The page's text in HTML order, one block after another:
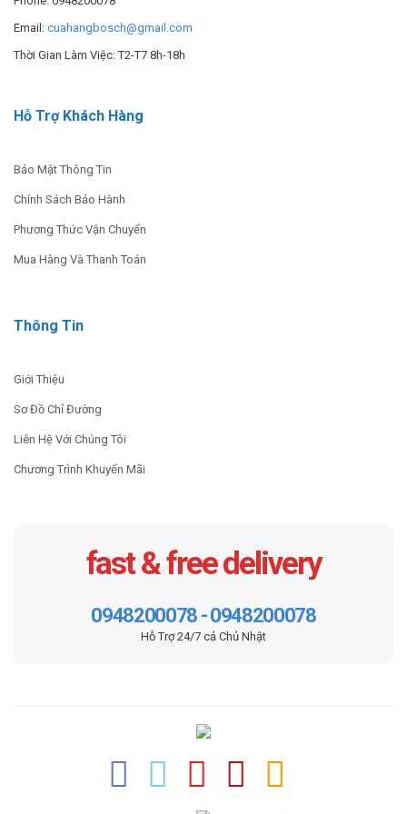
2.670.000
MUA NGAY
75X
16.500.000
MUA NGAY
Email: cuahangbosch@gmail.com
Thời Gian Làm Việc: T2-T7 8h-18h
Hỗ Trợ Khách Hàng
Bảo Mật Thông Tin
Chính Sách Bảo Hành
Phương Thức Vận Chuyển
Mua Hàng Và Thanh Toán
Thông Tin
Giới Thiệu
Sơ Đồ Chỉ Đường
Liên Hệ Với Chúng Tôi
Chương Trình Khuyến Mãi
fast & free delivery
0948200078 - 0948200078
Hỗ Trợ 24/7 cả Chủ Nhật